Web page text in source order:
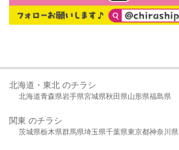
北海道・東北 のチラシ
北海道青森県岩手県宮城県秋田県山形県福島県
関東 のチラシ
茨城県栃木県群馬県埼玉県千葉県東京都神奈川県